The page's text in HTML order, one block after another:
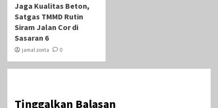
Jaga Kualitas Beton,
Satgas TMMD Rutin
Siram Jalan Cor di
Sasaran 6
jamal zonta 0
Tinggalkan Balasan